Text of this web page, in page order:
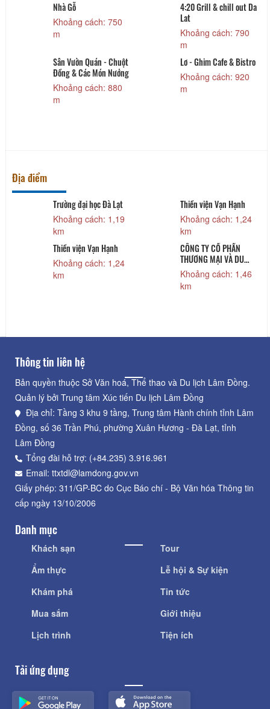
Nhà Gỗ
Khoảng cách: 750
m
4:20 Grill & chill out Da
Lat
Khoảng cách: 790
m
Sân Vườn Quán - Chuột
Đồng & Các Món Nướng
Khoảng cách: 880
m
Lơ - Ghim Cafe & Bistro
Khoảng cách: 920
m
Địa điểm
Trường đại học Đà Lạt
Khoảng cách: 1,19
km
Thiền viện Vạn Hạnh
Khoảng cách: 1,24
km
Thiền viện Vạn Hạnh
Khoảng cách: 1,24
km
CÔNG TY CỔ PHẦN
THƯƠNG MẠI VÀ DU
LỊCH TGROUP
Khoảng cách: 1,46
km
Thông tin liên hệ
Bản quyền thuộc Sở Văn hoá, Thể thao và Du lịch Lâm Đồng.
Quản lý bởi Trung tâm Xúc tiến Du lịch Lâm Đồng
Địa chỉ: Tầng 3 khu 9 tầng, Trung tâm Hành chính tỉnh Lâm
Đồng, số 36 Trần Phú, phường Xuân Hương - Đà Lạt, tỉnh
Lâm Đồng
Tổng đài hỗ trợ: (+84.235) 3.916.961
Email: ttxtdl@lamdong.gov.vn
Giấy phép: 311/GP-BC do Cục Báo chí - Bộ Văn hóa Thông tin
cấp ngày 13/10/2006
Danh mục
Khách sạn
Ẩm thực
Khám phá
Mua sắm
Lịch trình
Tour
Lễ hội & Sự kiện
Tin tức
Giới thiệu
Tiện ích
Tải ứng dụng